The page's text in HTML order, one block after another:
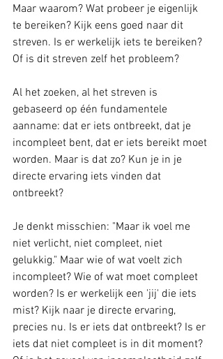
Maar waarom? Wat probeer je eigenlijk
te bereiken? Kijk eens goed naar dit
streven. Is er werkelijk iets te bereiken?
Of is dit streven zelf het probleem?
Al het zoeken, al het streven is
gebaseerd op één fundamentele
aanname: dat er iets ontbreekt, dat je
incompleet bent, dat er iets bereikt moet
worden. Maar is dat zo? Kun je in je
directe ervaring iets vinden dat
ontbreekt?
Je denkt misschien: "Maar ik voel me
niet verlicht, niet compleet, niet
gelukkig." Maar wie of wat voelt zich
incompleet? Wie of wat moet compleet
worden? Is er werkelijk een 'jij' die iets
mist? Kijk naar je directe ervaring,
precies nu. Is er iets dat ontbreekt? Is er
iets dat niet compleet is in dit moment?